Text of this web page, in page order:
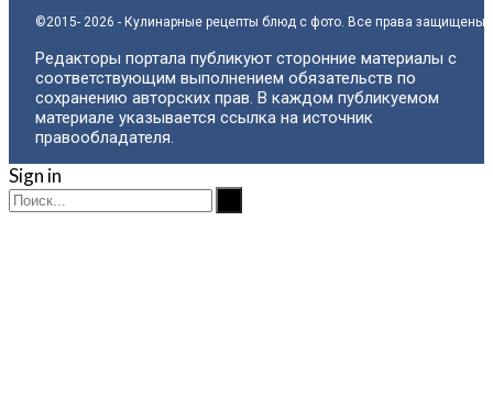
©2015- 2026 - Кулинарные рецепты блюд с фото. Все права защищены.
Редакторы портала публикуют сторонние материалы с
соответствующим выполнением обязательств по
сохранению авторских прав. В каждом публикуемом
материале указывается ссылка на источник
правообладателя.
Sign in